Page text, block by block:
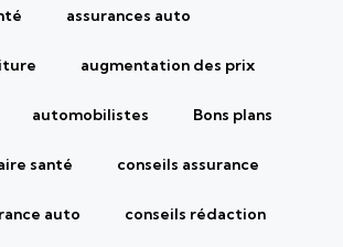
assurances auto
augmentation des prix
automobilistes Bons plans
santé conseils assurance
auto conseils rédaction